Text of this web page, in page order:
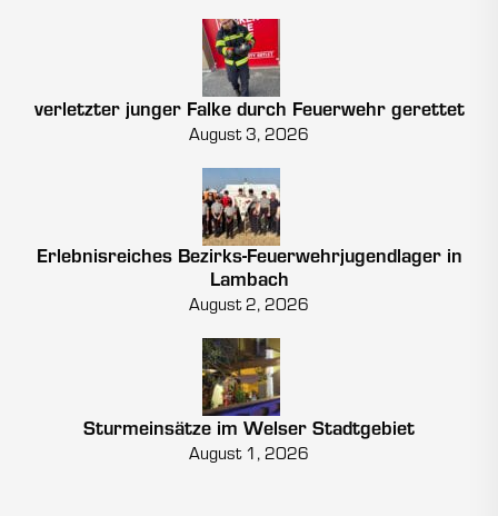
verletzter junger Falke durch Feuerwehr gerettet
August 3, 2026
Erlebnisreiches Bezirks-Feuerwehrjugendlager in
Lambach
August 2, 2026
Sturmeinsätze im Welser Stadtgebiet
August 1, 2026